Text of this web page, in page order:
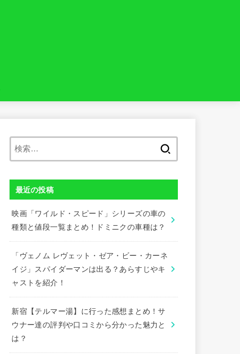
最近の投稿
映画「ワイルド・スピード」シリーズの車の
種類と値段一覧まとめ！ドミニクの車種は？
「ヴェノム レヴェット・ゼア・ビー・カーネ
イジ」スパイダーマンは出る？あらすじやキ
ャストを紹介！
新宿【テルマー湯】に行った感想まとめ！サ
ウナー達の評判や口コミから分かった魅力と
は？